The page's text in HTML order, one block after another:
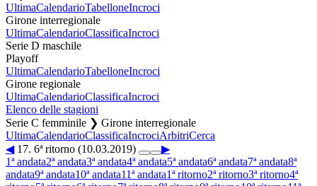
UltimaCalendarioTabelloneIncroci
Girone interregionale
UltimaCalendarioClassificaIncroci
Serie D maschile
Playoff
UltimaCalendarioTabelloneIncroci
Girone regionale
UltimaCalendarioClassificaIncroci
Elenco delle stagioni
Serie C femminile ❯ Girone interregionale
UltimaCalendarioClassificaIncrociArbitriCerca
◀17. 6ª ritorno (10.03.2019)
▶
1ª andata2ª andata3ª andata4ª andata5ª andata6ª andata7ª andata8ª
andata9ª andata10ª andata11ª andata1ª ritorno2ª ritorno3ª ritorno4ª